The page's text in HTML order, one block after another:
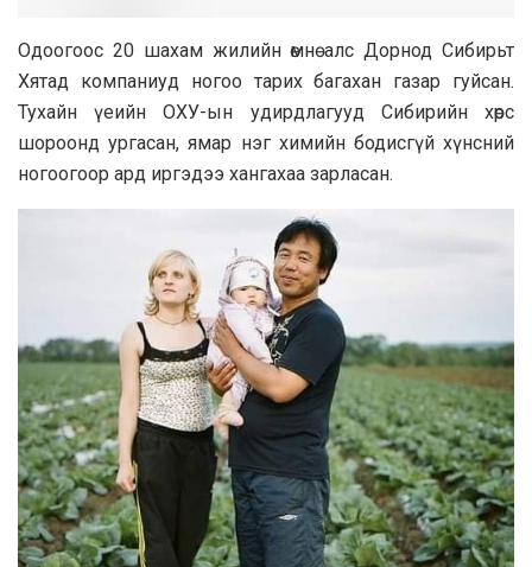
Одоогоос 20 шахам жилийн өмнө алс Дорнод Сибирьт
Хятад компаниуд ногоо тарих багахан газар гуйсан.
Тухайн үеийн ОХУ-ын удирдлагууд Сибирийн хөрс
шороонд ургасан, ямар нэг химийн бодисгүй хүнсний
ногоогоор ард иргэдээ хангахаа зарласан.